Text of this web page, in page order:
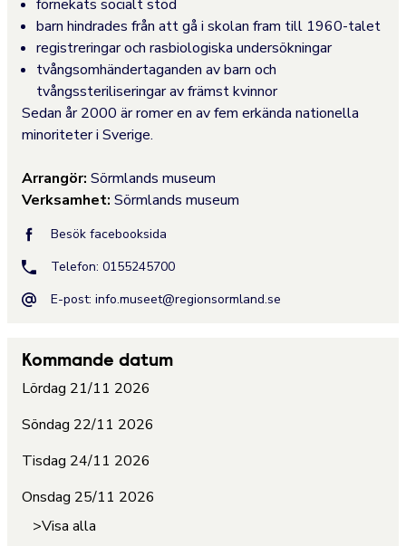
förnekats socialt stöd
barn hindrades från att gå i skolan fram till 1960-talet
registreringar och rasbiologiska undersökningar
tvångsomhändertaganden av barn och
tvångssteriliseringar av främst kvinnor
Sedan år 2000 är romer en av fem erkända nationella
minoriteter i Sverige.
Arrangör: Sörmlands museum
Verksamhet: Sörmlands museum
Besök facebooksida
Telefon: 0155245700
E-post: info.museet@regionsormland.se
Kommande datum
Lördag 21/11 2026
Söndag 22/11 2026
Tisdag 24/11 2026
Onsdag 25/11 2026
>Visa alla